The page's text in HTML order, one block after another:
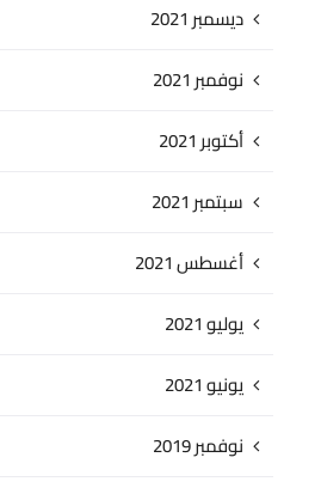
ديسمبر 2021
نوفمبر 2021
أكتوبر 2021
سبتمبر 2021
أغسطس 2021
يوليو 2021
يونيو 2021
نوفمبر 2019